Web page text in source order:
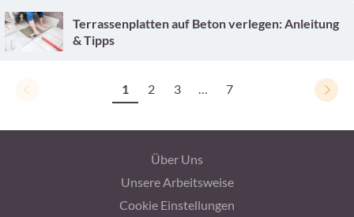
Terrassenplatten auf Beton verlegen: Anleitung
& Tipps
1 2 3 … 7
Über Uns
Unsere Arbeitsweise
Cookie Einstellungen